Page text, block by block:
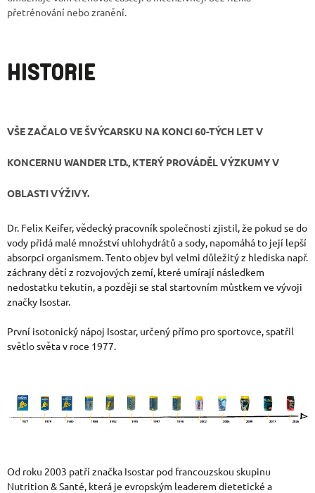
přetrénování nebo zranění.
HISTORIE
VŠE ZAČALO VE ŠVÝCARSKU NA KONCI 60-TÝCH LET V
KONCERNU WANDER LTD., KTERÝ PROVÁDĚL VÝZKUMY V
OBLASTI VÝŽIVY.
Dr. Felix Keifer, vědecký pracovník společnosti zjistil, že pokud se do
vody přidá malé množství uhlohydrátů a sody, napomáhá to její lepší
absorpci organismem. Tento objev byl velmi důležitý z hlediska např.
záchrany dětí z rozvojových zemí, které umírají následkem
nedostatku tekutin, a později se stal startovním můstkem ve vývoji
značky Isostar.
První isotonický nápoj Isostar, určený přímo pro sportovce, spatřil
světlo světa v roce 1977.
Od roku 2003 patří značka Isostar pod francouzskou skupinu
Nutrition & Santé, která je evropským leaderem dietetické a